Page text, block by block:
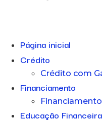
Página inicial
Crédito
Crédito com
Financiamento
Educação Financeira